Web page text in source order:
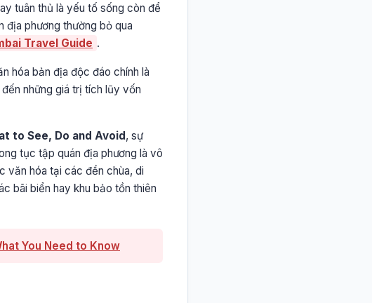
tuân thủ là yếu tố sống còn để
địa phương thường bỏ qua
Travel Guide .
hóa bản địa độc đáo chính là
những giá trị tích lũy vốn
to See, Do and Avoid, sự
tục tập quán địa phương là vô
văn hóa tại các đền chùa, di
bãi biển hay khu bảo tồn thiên
You Need to Know